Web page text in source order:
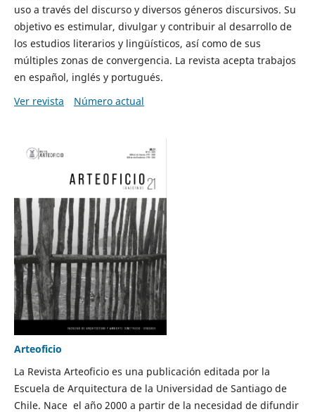
uso a través del discurso y diversos géneros discursivos. Su
objetivo es estimular, divulgar y contribuir al desarrollo de
los estudios literarios y lingüísticos, así como de sus
múltiples zonas de convergencia. La revista acepta trabajos
en español, inglés y portugués.
Ver revista
Número actual
Arteoficio
La Revista Arteoficio es una publicación editada por la
Escuela de Arquitectura de la Universidad de Santiago de
Chile. Nace el año 2000 a partir de la necesidad de difundir